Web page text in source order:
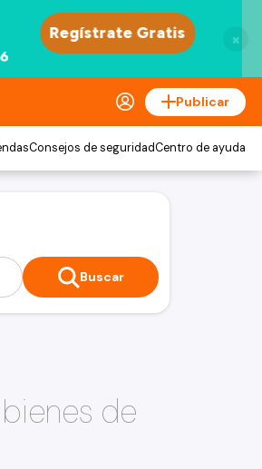
×
Publicar
Consejos de seguridadCentro de ayuda
Buscar
de